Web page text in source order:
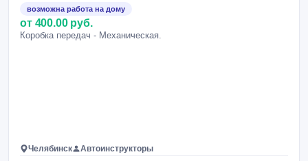
возможна работа на дому
от 400.00 руб.
Коробка передач - Механическая.
Челябинск Автоинструкторы